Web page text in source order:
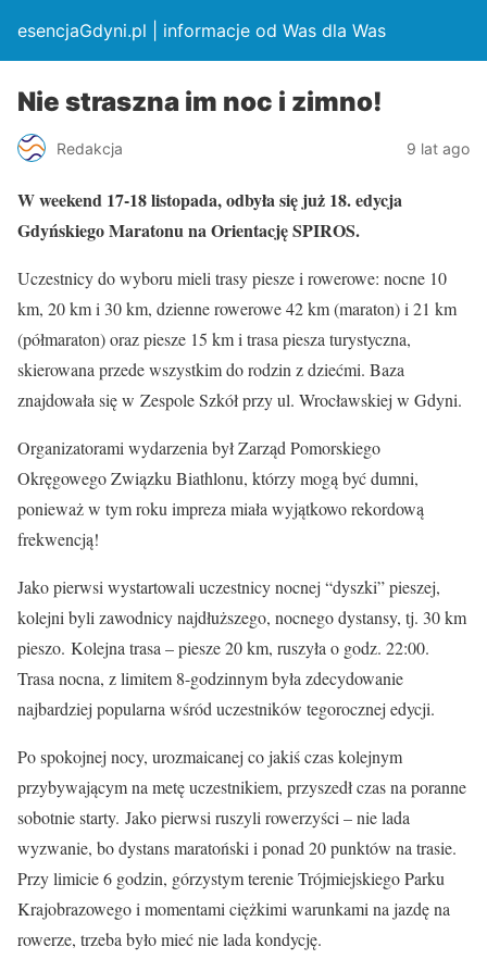
esencjaGdyni.pl | informacje od Was dla Was
Nie straszna im noc i zimno!
Redakcja 9 lat ago
W weekend 17-18 listopada, odbyła się już 18. edycja
Gdyńskiego Maratonu na Orientację SPIROS.
Uczestnicy do wyboru mieli trasy piesze i rowerowe: nocne 10
km, 20 km i 30 km, dzienne rowerowe 42 km (maraton) i 21 km
(półmaraton) oraz piesze 15 km i trasa piesza turystyczna,
skierowana przede wszystkim do rodzin z dziećmi. Baza
znajdowała się w Zespole Szkół przy ul. Wrocławskiej w Gdyni.
Organizatorami wydarzenia był Zarząd Pomorskiego
Okręgowego Związku Biathlonu, którzy mogą być dumni,
ponieważ w tym roku impreza miała wyjątkowo rekordową
frekwencją!
Jako pierwsi wystartowali uczestnicy nocnej “dyszki” pieszej,
kolejni byli zawodnicy najdłuższego, nocnego dystansy, tj. 30 km
pieszo. Kolejna trasa – piesze 20 km, ruszyła o godz. 22:00.
Trasa nocna, z limitem 8-godzinnym była zdecydowanie
najbardziej popularna wśród uczestników tegorocznej edycji.
Po spokojnej nocy, urozmaicanej co jakiś czas kolejnym
przybywającym na metę uczestnikiem, przyszedł czas na poranne
sobotnie starty. Jako pierwsi ruszyli rowerzyści – nie lada
wyzwanie, bo dystans maratoński i ponad 20 punktów na trasie.
Przy limicie 6 godzin, górzystym terenie Trójmiejskiego Parku
Krajobrazowego i momentami ciężkimi warunkami na jazdę na
rowerze, trzeba było mieć nie lada kondycję.